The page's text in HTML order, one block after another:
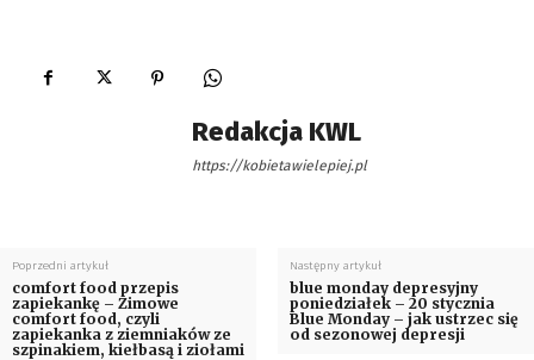
Redakcja KWL
https://kobietawielepiej.pl
Poprzedni artykuł
comfort food przepis
zapiekankę – Zimowe
comfort food, czyli
zapiekanka z ziemniaków ze
szpinakiem, kiełbasą i ziołami
Następny artykuł
blue monday depresyjny
poniedziałek – 20 stycznia
Blue Monday – jak ustrzec się
od sezonowej depresji